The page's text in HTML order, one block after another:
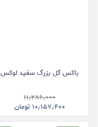
باکس گل بزرگ سفید لوکس
۱۱٫۲۸۶٫۰۰۰
۱۰٫۱۵۷٫۴۰۰ تومان